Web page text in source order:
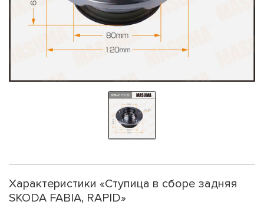
Характеристики «Ступица в сборе задняя
SKODA FABIA, RAPID»